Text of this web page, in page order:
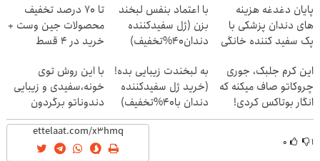
پایان دغدغه هزینه
های دندان پزشکی با
پک سفید کننده خانگی
با اعتماد بنفس لبخند
بزن (ژل سفیدکننده
دندان40%تخفیف)
تا 70 درصد تخفیف
محصولات جین وست +
خرید در 4 قسط
این کرم جلبک، جوری
چروکاتو صاف میکنه که
انگار بوتاکس کردی!
(تخفیف ویژه)
به لبخندت زیبایی بده!
(خرید ژل سفیدکننده
دندان با40%تخفیف)
با این روش توی
خونه،سفیدی و زیبایی
دندوناتو برگردون
(40%off)
۱ ۰